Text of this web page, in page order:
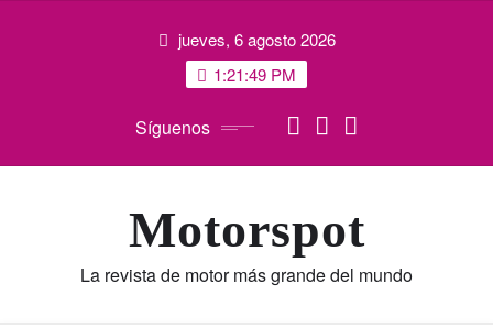
jueves, 6 agosto 2026
1:21:50 PM
Síguenos
Motorspot
La revista de motor más grande del mundo